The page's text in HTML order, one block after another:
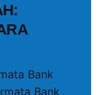
Bank
Bank